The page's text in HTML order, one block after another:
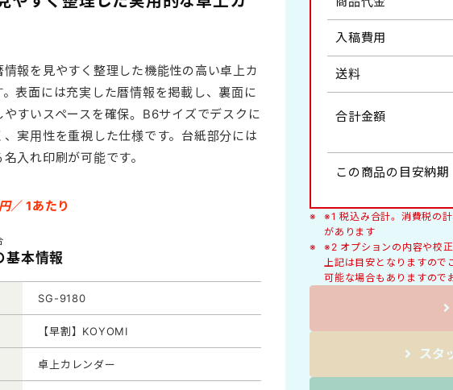
報を見やすく整理した機能性の高い卓上カ
表面には充実した暦情報を掲載し、裏面に
すいスペースを確保。B6サイズでデスクに
実用性を重視した仕様です。台紙部分には
入れ印刷が可能です。
／ 1あたり
本情報
SG-9180
【早割】KOYOMI
卓上カレンダー
入稿費用
送料
合計金額
この商品の目安納期
※1 税込み合計。消費税の
があります
※2 オプションの内容や校
上記は目安となりますの
可能な場合もありますので
スタ
わらべ詩・風物イラスト
豆知識
絵柄入り
ズB2切
くらしの標語